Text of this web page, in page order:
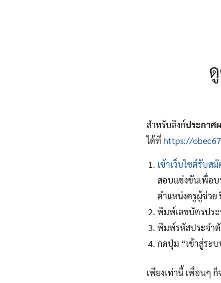
สำหรับลิงก์ประกาศ
ได้ที่ https://
เข้าเว็บไซต์รับส
สอบแข่งขันเพื่อบ
ตำแหน่งครูผู้ช่วย
พิมพ์เลขบัตรปร
พิมพ์รหัสประจำ
กดปุ่ม “เข้าสู่ระ
เพียงเท่านี้ เพื่อนๆ